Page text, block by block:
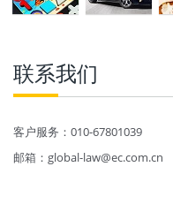
联系我们
客户服务：010-67801039
邮箱：global-law@ec.com.cn